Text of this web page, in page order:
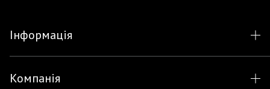
Інформація
Компанія